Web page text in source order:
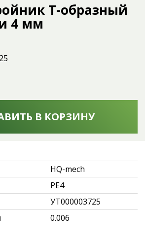
Т-образный
4 мм
В КОРЗИНУ
HQ-mech
PE4
УТ000003725
0.006